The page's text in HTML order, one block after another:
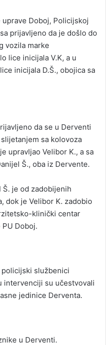
Doboj, Policijskoj
prijavljeno da je došlo do
vozila marke
lice inicijala V.K, a u
inicijala D.Š., obojica sa
da se u Derventi
sa kolovoza
upravljao Velibor K., a sa
Š., oba iz Dervente.
je od zadobijenih
dok je Velibor K. zadobio
klinički centar
Doboj.
službenici
intervenciji su učestvovali
jedinice Derventa.
u Derventi.